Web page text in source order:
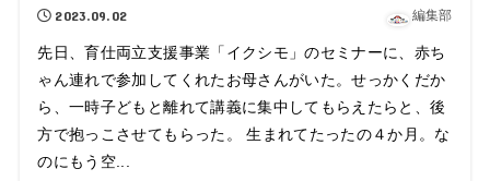
2023.09.02 編集部
先日、育仕両立支援事業「イクシモ」のセミナーに、赤ち
ゃん連れで参加してくれたお母さんがいた。せっかくだか
ら、一時子どもと離れて講義に集中してもらえたらと、後
方で抱っこさせてもらった。 生まれてたったの４か月。な
のにもう空...